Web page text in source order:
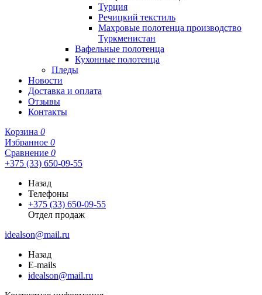
Турция
Речицкий текстиль
Махровые полотенца производство
Туркменистан
Вафельные полотенца
Кухонные полотенца
Пледы
Новости
Доставка и оплата
Отзывы
Контакты
Корзина 0
Избранное 0
Сравнение 0
+375 (33) 650-09-55
Назад
Телефоны
+375 (33) 650-09-55
Отдел продаж
idealson@mail.ru
Назад
E-mails
idealson@mail.ru